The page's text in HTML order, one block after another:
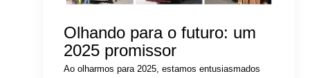
Olhando para o futuro: um
2025 promissor
Ao olharmos para 2025, estamos entusiasmados